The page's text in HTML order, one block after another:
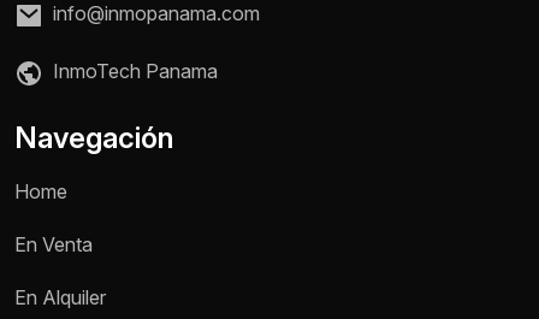
Nombre *
info@inmopanama.com
InmoTech Panama
Navegación
Home
En Venta
En Alquiler